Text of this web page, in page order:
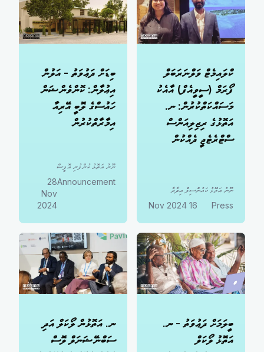
ކްލައިމެޓް ވަލްނަރަބަލް
ފޯރަމް (ސީވީއެފް) އާއެކު
މަސައްކަތްކުރުން: ނ.
އަތޮޅުގެ ރިޒިލިއަންސް
ސްޓްރެޓެޖީ ދެއްކުން
ނޫނު އަތޮޅު ކައުންސިލް އިދާރާ
Press
16 Nov 2024
ބިޑަށް ދަޢުވަތު - އަލުން
އިޢުލާން: ކޮންވެންޝަން
ހައުސްގެ ލޮބީ އޭރިއާ
އިމާރާތްކުރުން
ނޫނު އަތޮޅު ކުންފުނި އޮފީސް
Announcement
28
Nov
2024
ބީލަމަށް ދަޢުވަތު - ނ.
އަތޮޅު ލޯކަލް
ނ. އަތޮޅުން ލޯކަލް އަދި
ސަބްނޭޝަނަލް ލޮސް